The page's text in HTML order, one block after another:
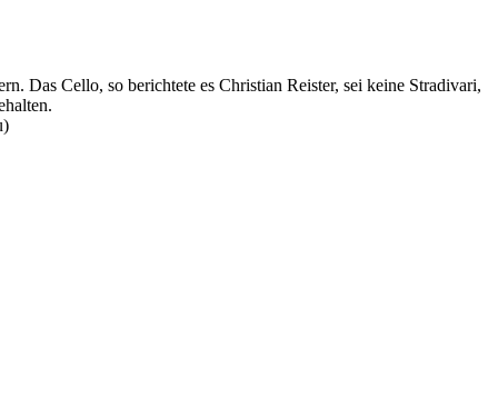
Das Cello, so berichtete es Christian Reister, sei keine Stradivari,